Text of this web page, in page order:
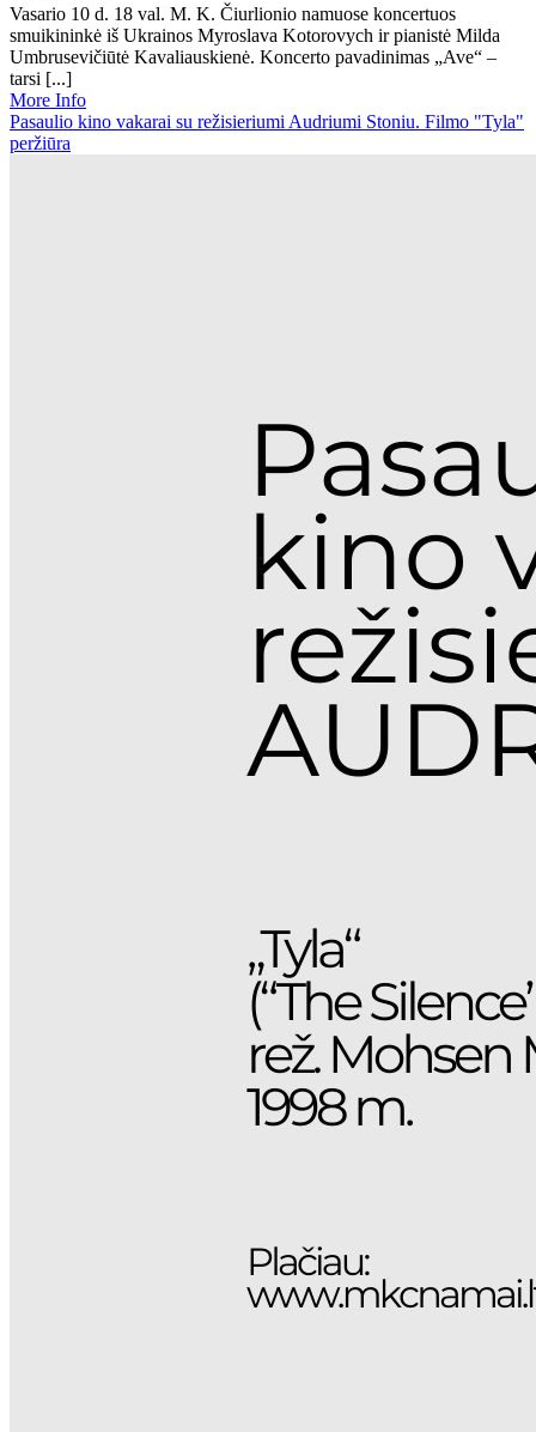
Vasario 10 d. 18 val. M. K. Čiurlionio namuose koncertuos
smuikininkė iš Ukrainos Myroslava Kotorovych ir pianistė Milda
Umbrusevičiūtė Kavaliauskienė. Koncerto pavadinimas „Ave“ –
tarsi [...]
More Info
Pasaulio kino vakarai su režisieriumi Audriumi Stoniu. Filmo "Tyla"
peržiūra